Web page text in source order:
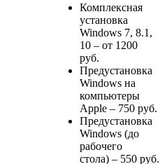
Комплексная
установка
Windows 7, 8.1,
10 – от 1200
руб.
Предустановка
Windows на
компьютеры
Apple – 750 руб.
Предустановка
Windows (до
рабочего
стола) – 550 руб.